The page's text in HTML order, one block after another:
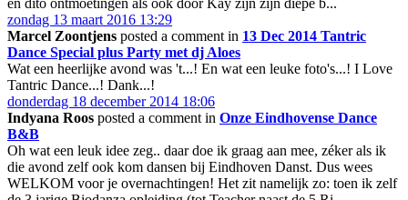
en dito ontmoetingen als ook door Kay zijn zijn diepe b...
zondag 13 maart 2016 13:29
Marcel Zoontjens posted a comment in 13 Dec 2014 Tantric
Dance Special plus Party met dj Aloes
Wat een heerlijke avond was 't...! En wat een leuke foto's...! I Love
Tantric Dance...! Dank...!
donderdag 18 december 2014 18:06
Indyana Roos posted a comment in Onze Eindhovense Dance
B&B
Oh wat een leuk idee zeg.. daar doe ik graag aan mee, zéker als ik
die avond zelf ook kom dansen bij Eindhoven Danst. Dus wees
WELKOM voor je overnachtingen! Het zit namelijk zo: toen ik zelf